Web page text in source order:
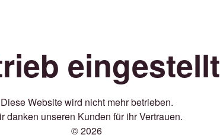
eingestellt
Diese Website wird nicht mehr betrieben.
danken unseren Kunden für ihr Vertrauen.
© 2026